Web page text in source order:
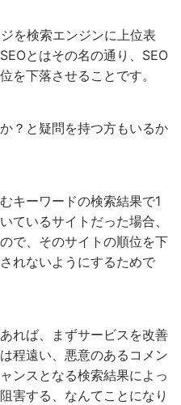
を検索エンジンに上位表
とはその名の通り、SEO
を下落させることです。
？と疑問を持つ方もいるか
キーワードの検索結果で1
ているサイトだった場合、
で、そのサイトの順位を下
れないようにするためで
れば、まずサービスを改善
程遠い、悪意のあるコメン
ンスとなる検索結果によっ
害する、なんてことになり